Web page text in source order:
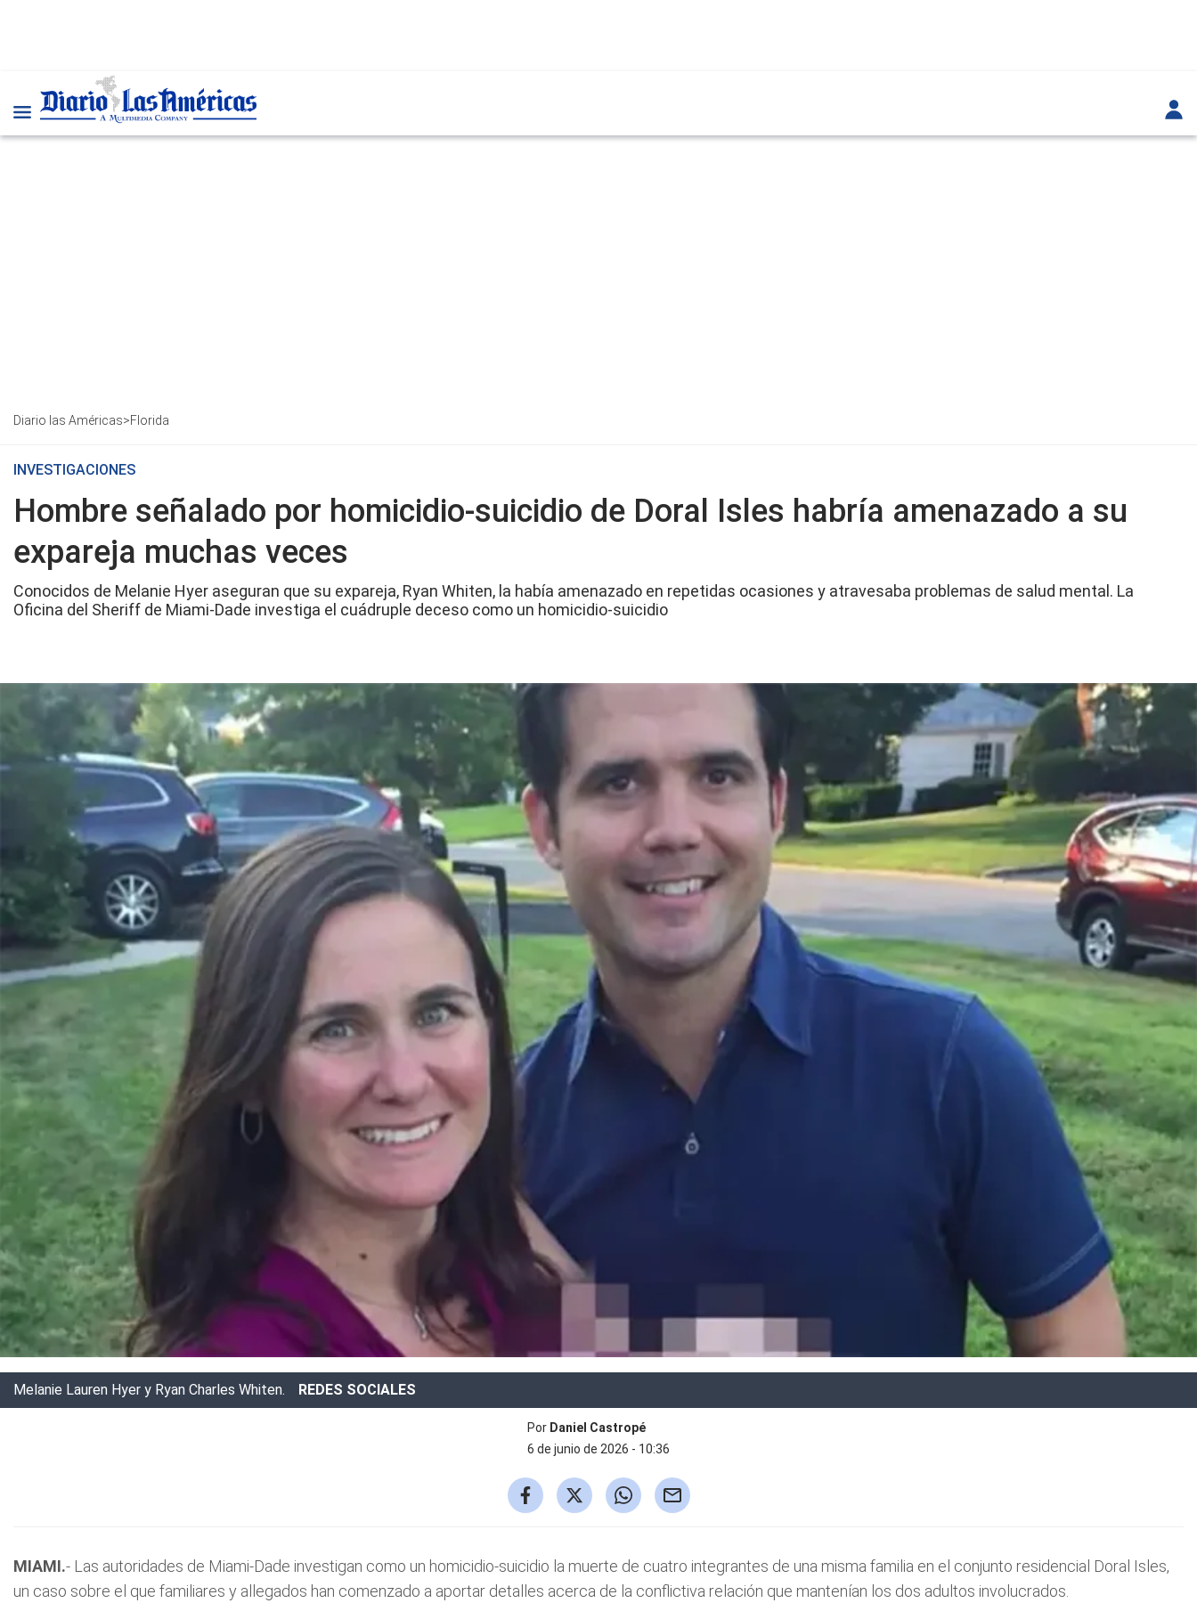
Diario las Américas>Florida
INVESTIGACIONES
Hombre señalado por homicidio-suicidio de Doral Isles habría amenazado a su
expareja muchas veces
Conocidos de Melanie Hyer aseguran que su expareja, Ryan Whiten, la había amenazado en repetidas ocasiones y atravesaba problemas de salud mental. La
Oficina del Sheriff de Miami-Dade investiga el cuádruple deceso como un homicidio-suicidio
Melanie Lauren Hyer y Ryan Charles Whiten. REDES SOCIALES
Por Daniel Castropé
6 de junio de 2026 - 10:36
MIAMI.- Las autoridades de Miami-Dade investigan como un homicidio-suicidio la muerte de cuatro integrantes de una misma familia en el conjunto residencial Doral Isles,
un caso sobre el que familiares y allegados han comenzado a aportar detalles acerca de la conflictiva relación que mantenían los dos adultos involucrados.